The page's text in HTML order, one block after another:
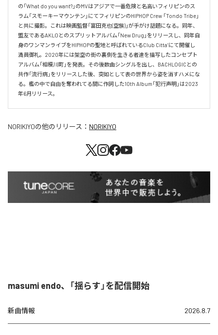
の「What do you want?」のMVはアジアで一番危険と名高いフィリピンのス
ラム「スモーキーマウンテン」にてフィリピンのHIPHOP Crew 「Tondo Tribe」
と共に撮影。これは映画監督「富田克也(空族)」が手がけ話題になる。同年、
盟友であるAKLOとのスプリットアルバム「New Drug」をリリースし、同年自
身のワンマンライブをHIPHOPの聖地と呼ばれているClub Citta’にて開催し
満員御礼。2020年には架空の街の裏側を生きる者達を描写したコンセプト
アルバム「相模川町」を発表。その後数曲シングルを出し、BACHLOGICとの
共作「流行病」をリリースした後、突如として表の世界から姿を消すハメにな
る。檻の中で自由を奪われてる間に作詞した10th Album「犯行声明」は2023
年6月リリース。
NORIKIYOの他のリリース： NORIKIYO
masumi endo、「揺らす」を配信開始
新曲情報 2026.8.7